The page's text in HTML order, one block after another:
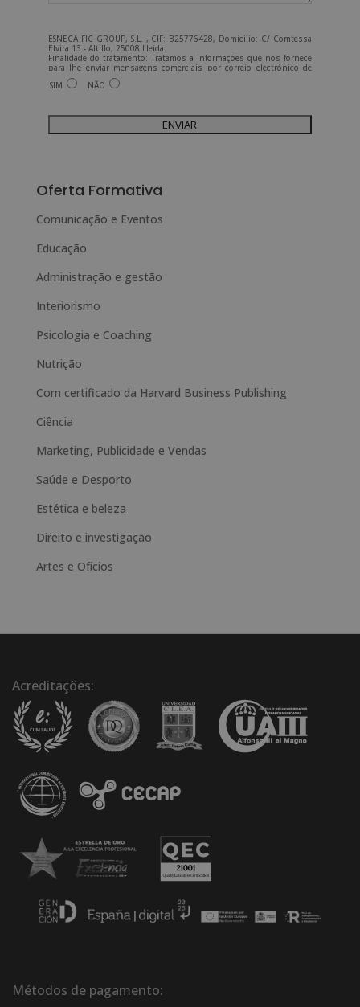
ESNECA FIC GROUP, S.L. , CIF: B25776428, Domicilio: C/ Comtessa
Elvira 13 - Altillo, 25008 Lleida.
Finalidade do tratamento: Tratamos a informações que nos fornece
para lhe enviar mensagens comerciais por correio electrónico de
tipo comercial relacionadas com os produtos oferecidos e outros
produtos que possam ser do seu interesse.
suficientemente e contactando-nos para o endereço
Para mais informações, consulte a nossa Política de Privacidade.
SIM NÃO
t
e
r
t
i
v
Oferta Formativa
Comunicação e Eventos
Educação
Administração e gestão
Interiorismo
Psicologia e Coaching
Nutrição
Com certificado da Harvard Business Publishing
Ciência
Marketing, Publicidade e Vendas
Saúde e Desporto
Estética e beleza
Direito e investigação
Artes e Ofícios
Acreditações:
Métodos de pagamento: